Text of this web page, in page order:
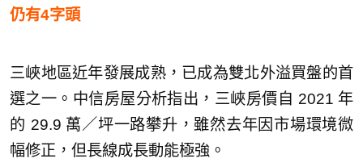
仍有4字頭
三峽地區近年發展成熟，已成為雙北外溢買盤的首
選之一。中信房屋分析指出，三峽房價自 2021 年
的 29.9 萬／坪一路攀升，雖然去年因市場環境微
幅修正，但長線成長動能極強。